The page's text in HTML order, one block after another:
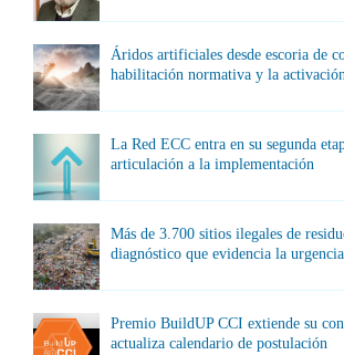
Áridos artificiales desde escoria de
habilitación normativa y la
La Red ECC entra en su segunda
articulación a la implementación
Más de 3.700 sitios ilegales de
diagnóstico que evidencia la
Premio BuildUP CCI extiende su
actualiza calendario de postulación